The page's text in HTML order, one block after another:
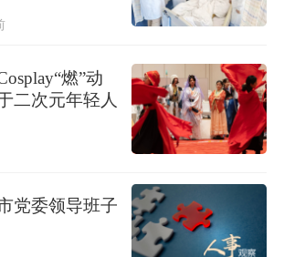
燃”动
二次元年轻人
党委领导班子